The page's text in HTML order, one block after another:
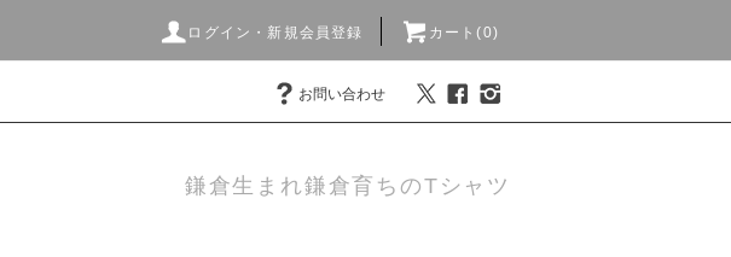
ログイン・新規会員登録 カート(0)
お問い合わせ
鎌倉生まれ鎌倉育ちのTシャツ